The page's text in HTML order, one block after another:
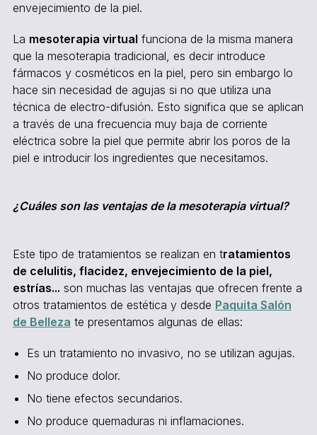
envejecimiento de la piel.
La mesoterapia virtual funciona de la misma manera
que la mesoterapia tradicional, es decir introduce
fármacos y cosméticos en la piel, pero sin embargo lo
hace sin necesidad de agujas si no que utiliza una
técnica de electro-difusión. Esto significa que se aplican
a través de una frecuencia muy baja de corriente
eléctrica sobre la piel que permite abrir los poros de la
piel e introducir los ingredientes que necesitamos.
¿Cuáles son las ventajas de la mesoterapia virtual?
Este tipo de tratamientos se realizan en tratamientos
de celulitis, flacidez, envejecimiento de la piel,
estrías... son muchas las ventajas que ofrecen frente a
otros tratamientos de estética y desde Paquita Salón
de Belleza te presentamos algunas de ellas:
Es un tratamiento no invasivo, no se utilizan agujas.
No produce dolor.
No tiene efectos secundarios.
No produce quemaduras ni inflamaciones.